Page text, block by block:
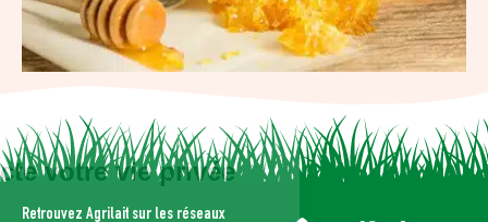
Agrilait respecte votre vie
privée
Retrouvez Agrilait sur les réseaux